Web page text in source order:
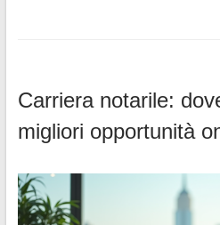
Carriera notarile:
migliori opportunità